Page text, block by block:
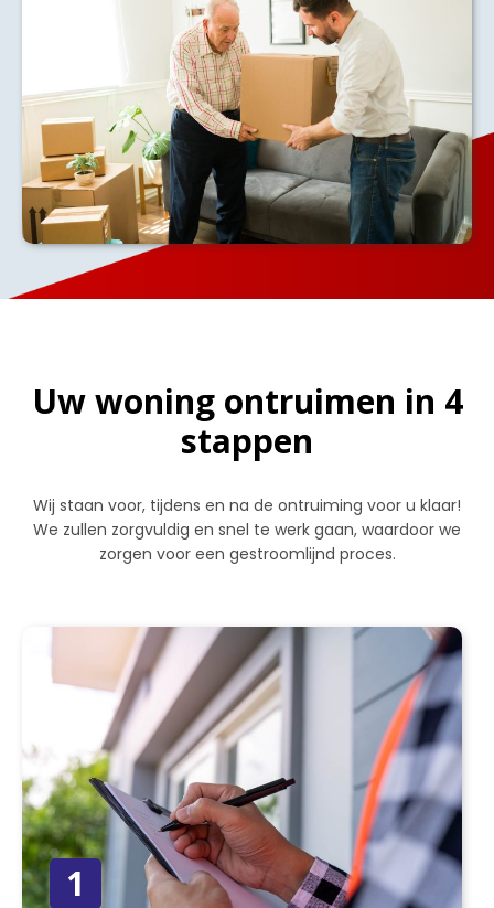
Uw woning ontruimen in 4
stappen
Wij staan voor, tijdens en na de ontruiming voor u klaar!
We zullen zorgvuldig en snel te werk gaan, waardoor we
zorgen voor een gestroomlijnd proces.
1